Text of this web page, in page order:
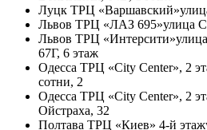
Луцк ТРЦ «Варшавский»
Львов ТРЦ «ЛАЗ 695»улица
Львов ТРЦ «Интерсити»
67Г, 6 этаж
Одесса ТРЦ «City Center», 2
сотни, 2
Одесса ТРЦ «City Center», 2
Ойстраха, 32
Полтава ТРЦ «Киев» 4-й этаж